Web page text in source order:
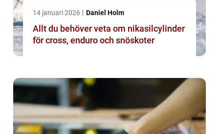
14 januari 2026 Daniel Holm
Allt du behöver veta om nikasilcylinder
för cross, enduro och snöskoter